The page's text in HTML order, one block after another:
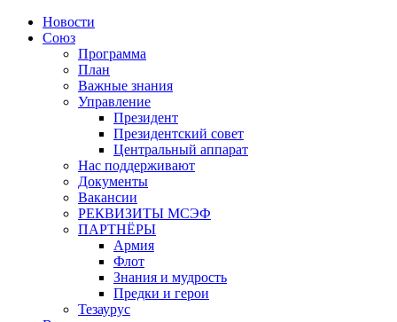
Новости
Союз
Программа
План
Важные знания
Управление
Президент
Президентский совет
Центральный аппарат
Нас поддерживают
Документы
Вакансии
РЕКВИЗИТЫ МСЭФ
ПАРТНЁРЫ
Армия
Флот
Знания и мудрость
Предки и герои
Тезаурус